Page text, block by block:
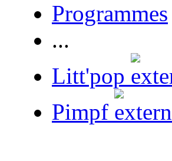
Programmes
...
Litt'pop
Pimpf